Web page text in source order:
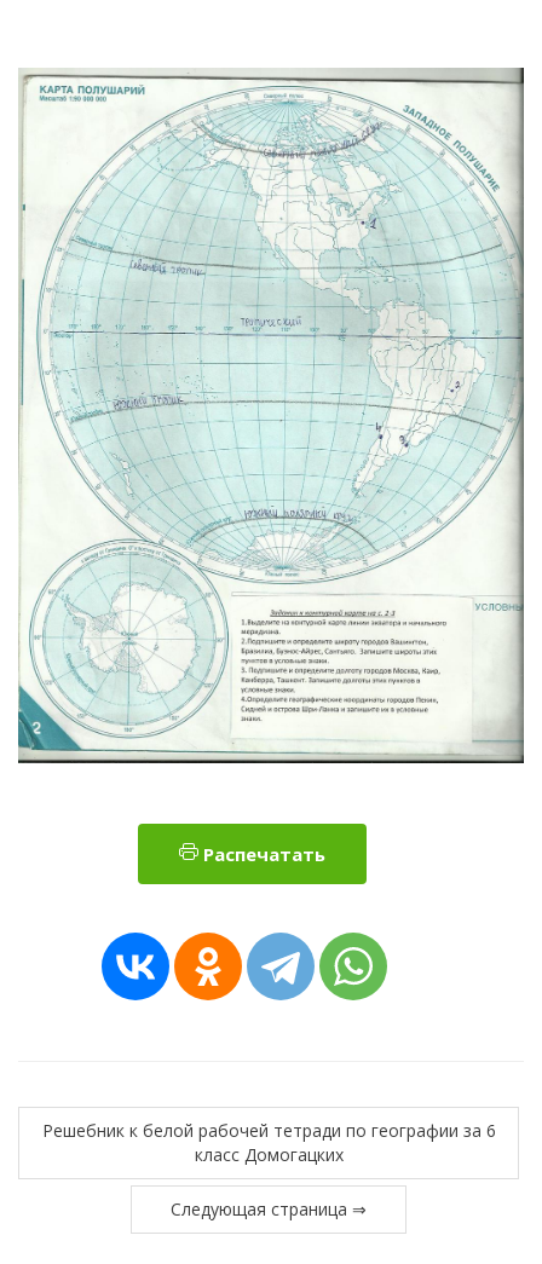
Распечатать
Решебник к белой рабочей тетради по географии за 6
класс Домогацких
Следующая страница ⇒